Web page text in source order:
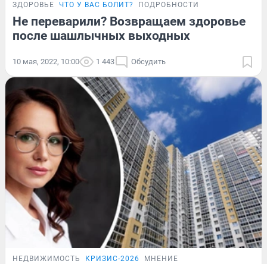
ЗДОРОВЬЕ ЧТО У ВАС БОЛИТ? ПОДРОБНОСТИ
Не переварили? Возвращаем здоровье
после шашлычных выходных
10 мая, 2022, 10:00 1 443 Обсудить
НЕДВИЖИМОСТЬ КРИЗИС-2026 МНЕНИЕ